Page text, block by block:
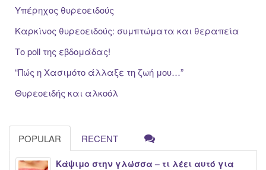
Υπέρηχος θυρεοειδούς
Καρκίνος θυρεοειδούς: συμπτώματα και θεραπεία
Το poll της εβδομάδας!
“Πώς η Xασιμότο άλλαξε τη ζωή μου…”
Θυρεοειδής και αλκοόλ
POPULAR RECENT
Κάψιμο στην γλώσσα – τι λέει αυτό για